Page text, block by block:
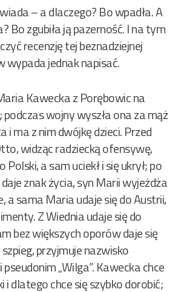
– a dlaczego? Bo wpadła. A
Bo zgubiła ją pazerność. I na tym
recenzję tej beznadziejnej
wypada jednak napisać.
Kawecka z Porębowic na
podczas wojny wyszła ona za mąż
i ma z nim dwójkę dzieci. Przed
widząc radziecką ofensywę,
Polski, a sam uciekł i się ukrył; po
znak życia, syn Marii wyjeżdża
a sama Maria udaje się do Austrii,
Z Wiednia udaje się do
bez większych oporów daje się
przyjmuje nazwisko
„Wilga”. Kawecka chce
i dlatego chce się szybko dorobić;